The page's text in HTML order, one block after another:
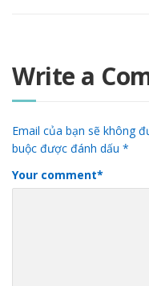
Write a
Email của bạn sẽ không
buộc được đánh dấu *
Your comment*